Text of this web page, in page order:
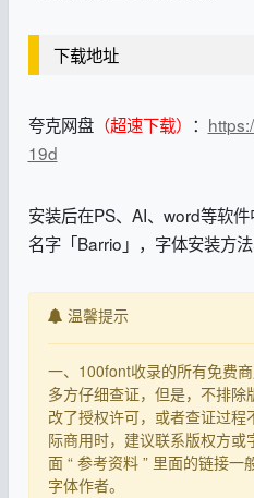
下载地址
夸克网盘（超速下载） ：
19d
安装后在PS、AI、word等软
名字「Barrio」，字体安装方法
温馨提示
一、100font收录的所有免费
多方仔细查证，但是，不排
改了授权许可，或者查证过
际商用时，建议联系版权方
面 “ 参考资料 ” 里面的链接
字体作者。